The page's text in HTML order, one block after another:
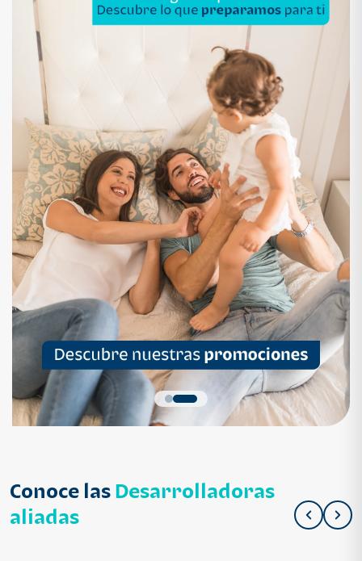
Conoce las Desarrolladoras
aliadas